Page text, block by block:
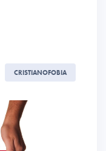
CRISTIANOFOBIA